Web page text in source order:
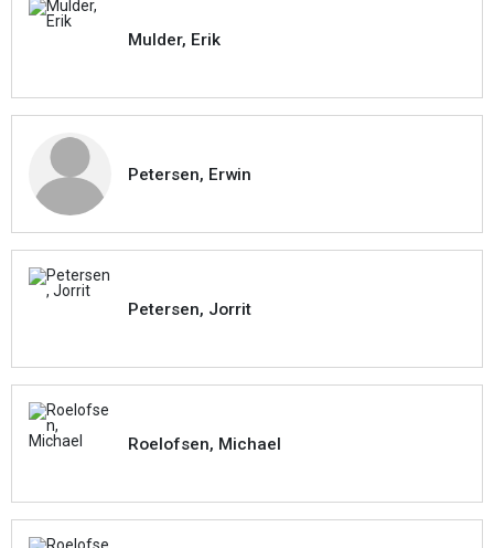
Mulder, Erik
Petersen, Erwin
Petersen, Jorrit
Roelofsen, Michael